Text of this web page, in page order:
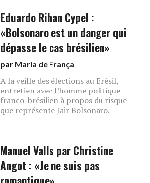
Eduardo Rihan Cypel :
«Bolsonaro est un danger qui
dépasse le cas brésilien»
par Maria de França
A la veille des élections au Brésil,
entretien avec l’homme politique
franco-brésilien à propos du risque
que représente Jair Bolsonaro.
Manuel Valls par Christine
Angot : «Je ne suis pas